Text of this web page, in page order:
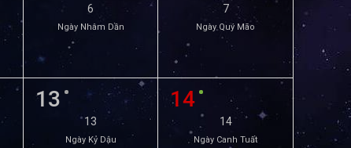
6
Ngày Nhâm Dần
7
Ngày Quý Mão
13
13
Ngày Kỷ Dậu
14
14
Ngày Canh Tuất